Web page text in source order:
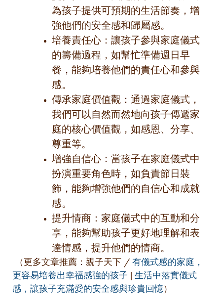
為孩子提供可預期的生活節奏，增
強他們的安全感和歸屬感。
培養責任心：讓孩子參與家庭儀式
的籌備過程，如幫忙準備週日早
餐，能夠培養他們的責任心和參與
感。
傳承家庭價值觀：通過家庭儀式，
我們可以自然而然地向孩子傳遞家
庭的核心價值觀，如感恩、分享、
尊重等。
增強自信心：當孩子在家庭儀式中
扮演重要角色時，如負責節日裝
飾，能夠增強他們的自信心和成就
感。
提升情商：家庭儀式中的互動和分
享，能夠幫助孩子更好地理解和表
達情感，提升他們的情商。
（更多文章推薦：親子天下 / 有儀式感的家庭，
更容易培養出幸福感強的孩子 | 生活中落實儀式
感，讓孩子充滿愛的安全感與珍貴回憶）